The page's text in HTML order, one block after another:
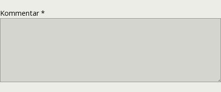
Kommentar*